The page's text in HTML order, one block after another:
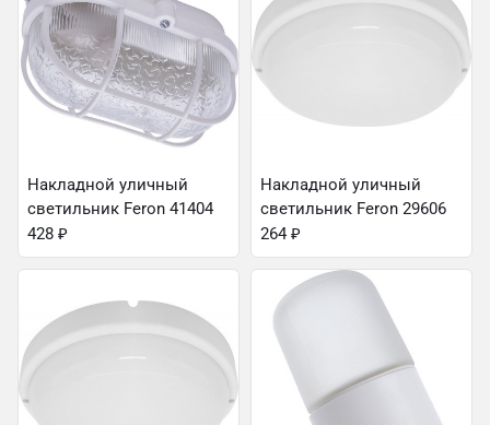
Накладной уличный
светильник Feron 41404
428 ₽
Накладной уличный
светильник Feron 29606
264 ₽